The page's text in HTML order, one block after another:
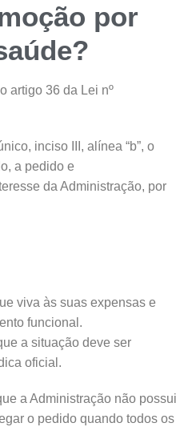
por
artigo 36 da Lei nº
inciso III, alínea “b”, o
a pedido e
da Administração, por
viva às suas expensas e
funcional.
a situação deve ser
oficial.
a Administração não possui
o pedido quando todos os